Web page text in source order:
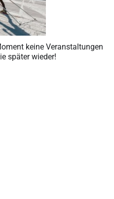
keine Veranstaltungen
später wieder!